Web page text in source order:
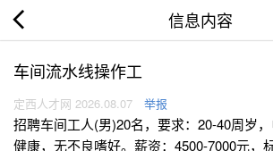
信息内容
车间流水线操作工
定西人才网 2026.08.07 举报
招聘车间工人(男)20名，要求：20-40周岁
健康，无不良嗜好。薪资：4500-7000元，